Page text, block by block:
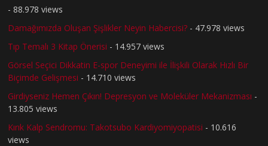
- 88.978 views
Damağımızda Oluşan Şişlikler Neyin Habercisi? - 47.978 views
Tıp Temalı 3 Kitap Önerisi - 14.957 views
Görsel Seçici Dikkatin E-spor Deneyimi ile İlişkili Olarak Hızlı Bir
Biçimde Gelişmesi - 14.710 views
Girdiyseniz Hemen Çıkın! Depresyon ve Moleküler Mekanizması -
13.805 views
Kırık Kalp Sendromu: Takotsubo Kardiyomiyopatisi - 10.616
views